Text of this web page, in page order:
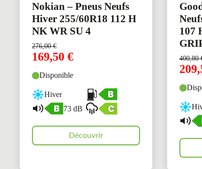
Nokian – Pneus Neufs
Hiver 255/60R18 112 H
NK WR SU 4
276,00€
169,50 €
Disponible
Hiver
73 dB
Découvrir
107
400,80